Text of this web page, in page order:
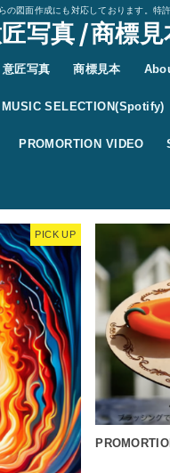
図面作成にも対応しております。特
写真 / 商標見
意匠写真 商標見本
MUSIC SELECTION(Spotify)
PROMORTION VIDEO
発明の卵育